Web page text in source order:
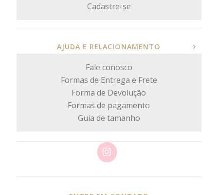
Cadastre-se
AJUDA E RELACIONAMENTO
Fale conosco
Formas de Entrega e Frete
Forma de Devolução
Formas de pagamento
Guia de tamanho